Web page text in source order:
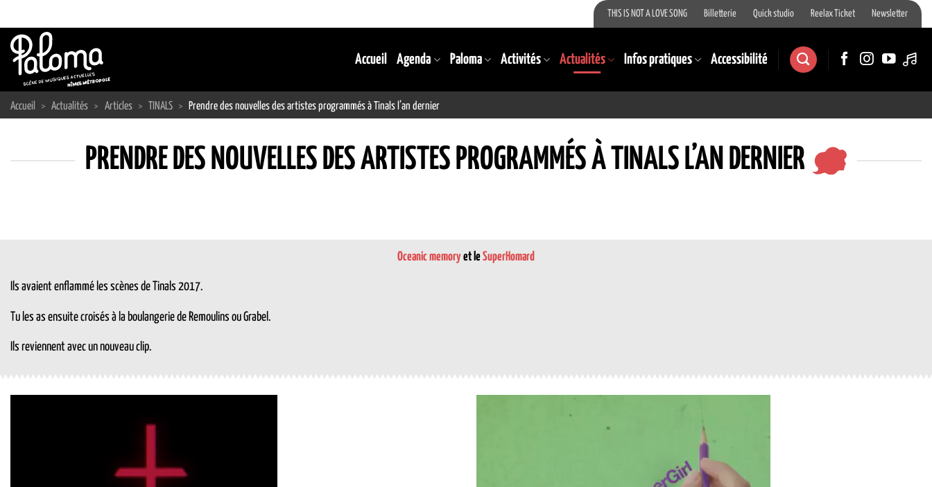
au
contenu
THIS IS NOT A LOVE SONG Billetterie Quick studio Reelax Ticket Newsletter
Accueil Agenda Paloma Activités Actualités Infos pratiques Accessibilité
Accueil > Actualités > Articles > TINALS > Prendre des nouvelles des artistes programmés à Tinals l’an dernier
PRENDRE DES NOUVELLES DES ARTISTES PROGRAMMÉS À TINALS L’AN DERNIER
Oceanic memoryet leSuperHomard
Ils avaient enflammé les scènes de Tinals 2017.
Tu les as ensuite croisés à la boulangerie de Remoulins ou Grabel.
Ils reviennent avec un nouveau clip.